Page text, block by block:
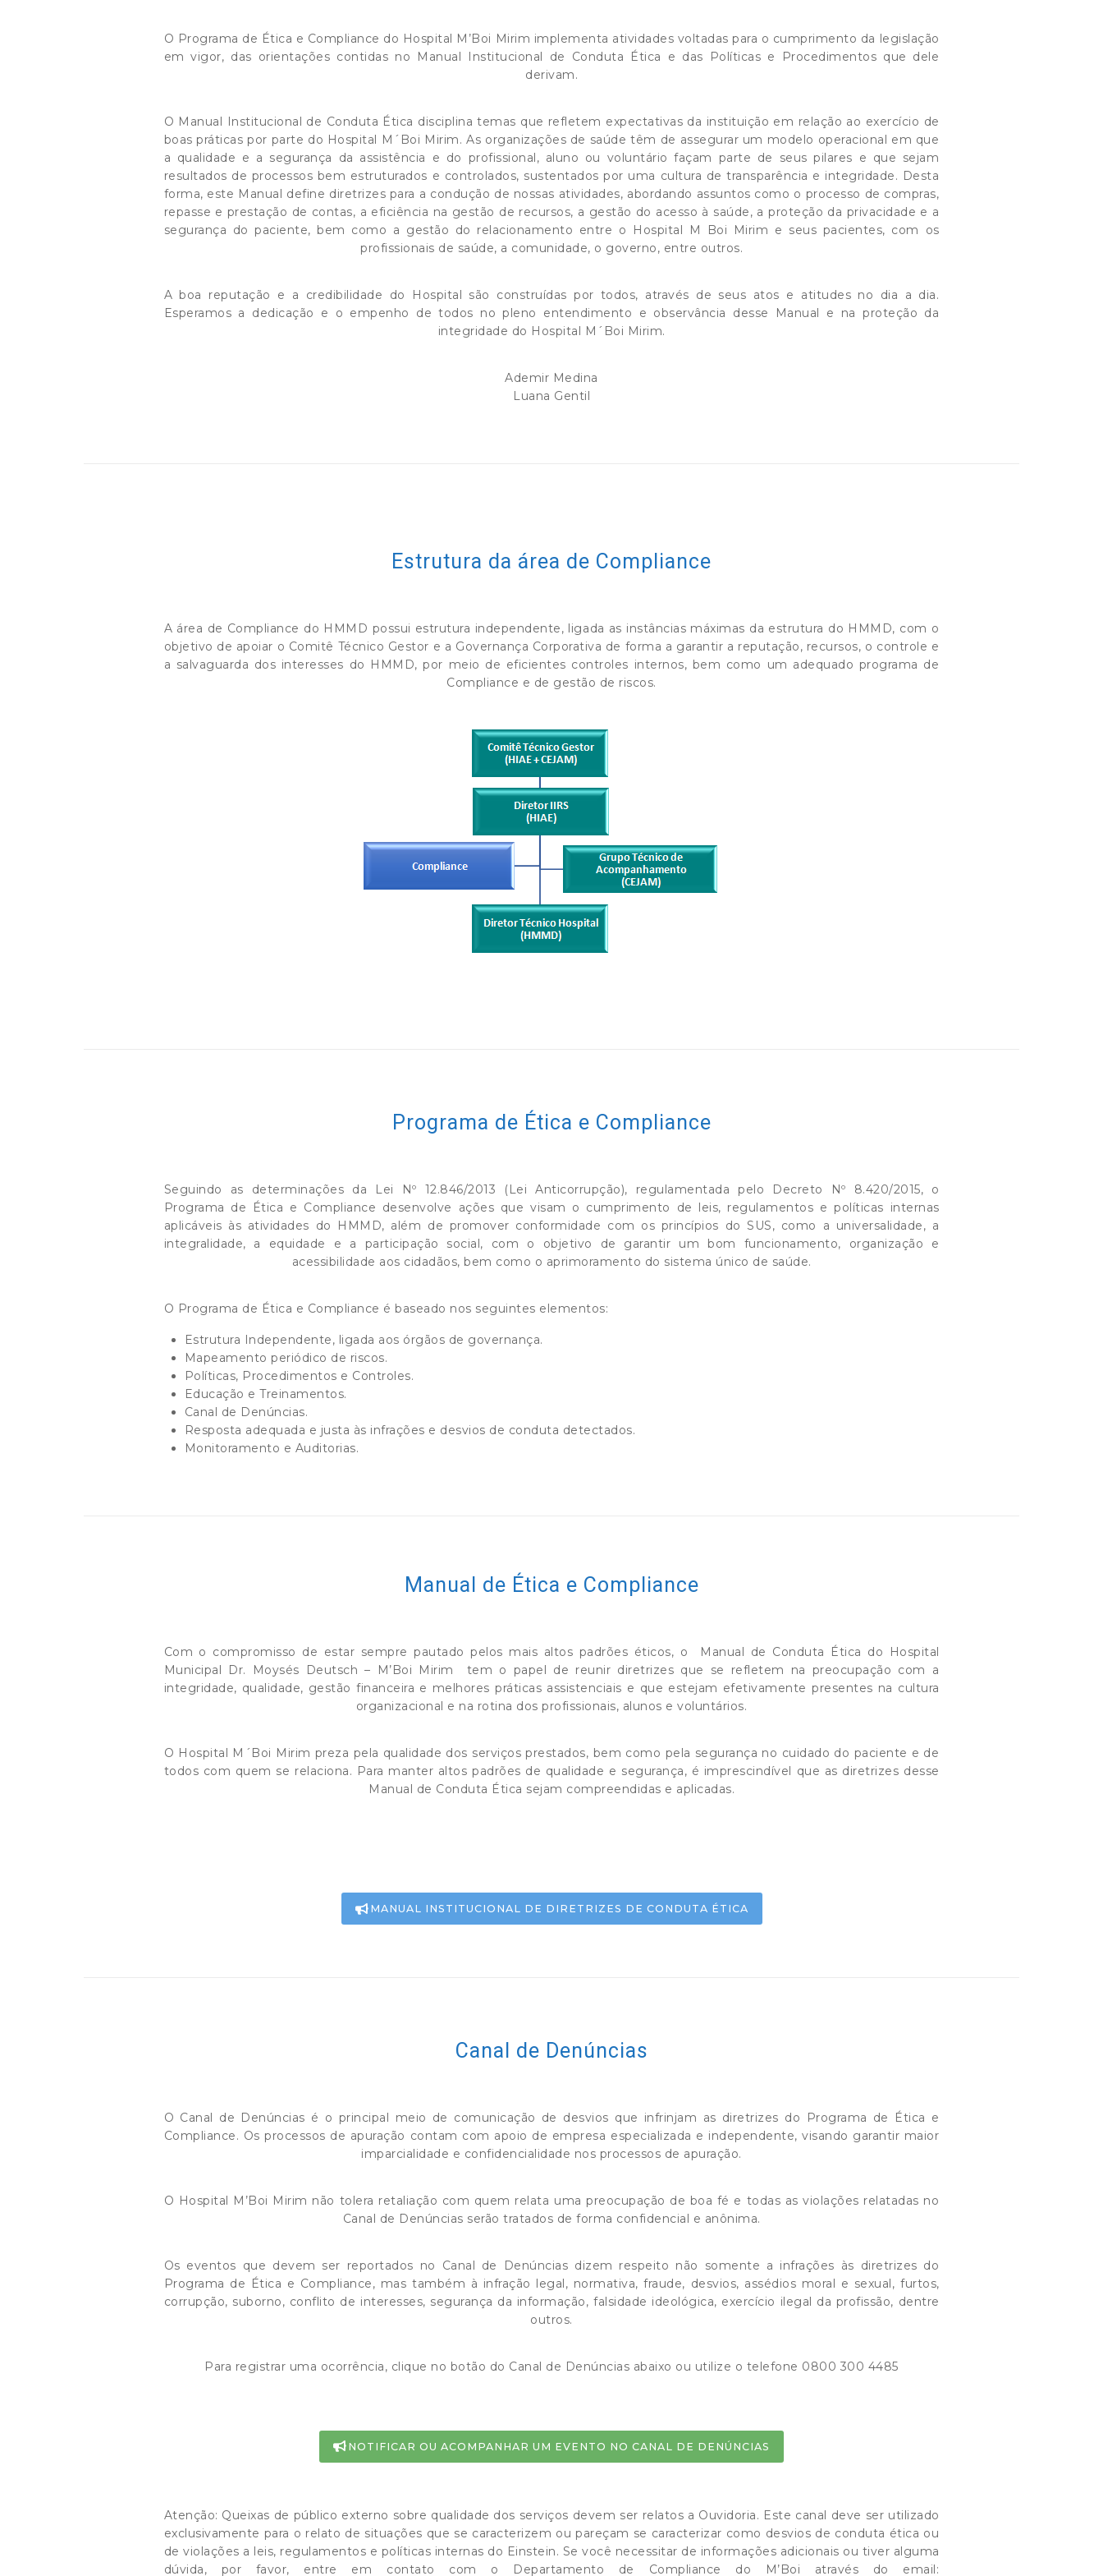
O Programa de Ética e Compliance do Hospital M’Boi Mirim implementa atividades voltadas para o cumprimento da legislação
em vigor, das orientações contidas no Manual Institucional de Conduta Ética e das Políticas e Procedimentos que dele
derivam.
O Manual Institucional de Conduta Ética disciplina temas que refletem expectativas da instituição em relação ao exercício de
boas práticas por parte do Hospital M´Boi Mirim. As organizações de saúde têm de assegurar um modelo operacional em que
a qualidade e a segurança da assistência e do profissional, aluno ou voluntário façam parte de seus pilares e que sejam
resultados de processos bem estruturados e controlados, sustentados por uma cultura de transparência e integridade. Desta
forma, este Manual define diretrizes para a condução de nossas atividades, abordando assuntos como o processo de compras,
repasse e prestação de contas, a eficiência na gestão de recursos, a gestão do acesso à saúde, a proteção da privacidade e a
segurança do paciente, bem como a gestão do relacionamento entre o Hospital M Boi Mirim e seus pacientes, com os
profissionais de saúde, a comunidade, o governo, entre outros.
A boa reputação e a credibilidade do Hospital são construídas por todos, através de seus atos e atitudes no dia a dia.
Esperamos a dedicação e o empenho de todos no pleno entendimento e observância desse Manual e na proteção da
integridade do Hospital M´Boi Mirim.
Ademir Medina
Luana Gentil
Estrutura da área de Compliance
A área de Compliance do HMMD possui estrutura independente, ligada as instâncias máximas da estrutura do HMMD, com o
objetivo de apoiar o Comitê Técnico Gestor e a Governança Corporativa de forma a garantir a reputação, recursos, o controle e
a salvaguarda dos interesses do HMMD, por meio de eficientes controles internos, bem como um adequado programa de
Compliance e de gestão de riscos.
Programa de Ética e Compliance
Seguindo as determinações da Lei Nº 12.846/2013 (Lei Anticorrupção), regulamentada pelo Decreto Nº 8.420/2015, o
Programa de Ética e Compliance desenvolve ações que visam o cumprimento de leis, regulamentos e políticas internas
aplicáveis às atividades do HMMD, além de promover conformidade com os princípios do SUS, como a universalidade, a
integralidade, a equidade e a participação social, com o objetivo de garantir um bom funcionamento, organização e
acessibilidade aos cidadãos, bem como o aprimoramento do sistema único de saúde.
O Programa de Ética e Compliance é baseado nos seguintes elementos:
Estrutura Independente, ligada aos órgãos de governança.
Mapeamento periódico de riscos.
Políticas, Procedimentos e Controles.
Educação e Treinamentos.
Canal de Denúncias.
Resposta adequada e justa às infrações e desvios de conduta detectados.
Monitoramento e Auditorias.
Manual de Ética e Compliance
Com o compromisso de estar sempre pautado pelos mais altos padrões éticos, o Manual de Conduta Ética do Hospital
Municipal Dr. Moysés Deutsch – M’Boi Mirim tem o papel de reunir diretrizes que se refletem na preocupação com a
integridade, qualidade, gestão financeira e melhores práticas assistenciais e que estejam efetivamente presentes na cultura
organizacional e na rotina dos profissionais, alunos e voluntários.
O Hospital M´Boi Mirim preza pela qualidade dos serviços prestados, bem como pela segurança no cuidado do paciente e de
todos com quem se relaciona. Para manter altos padrões de qualidade e segurança, é imprescindível que as diretrizes desse
Manual de Conduta Ética sejam compreendidas e aplicadas.
MANUAL INSTITUCIONAL DE DIRETRIZES DE CONDUTA ÉTICA
Canal de Denúncias
O Canal de Denúncias é o principal meio de comunicação de desvios que infrinjam as diretrizes do Programa de Ética e
Compliance. Os processos de apuração contam com apoio de empresa especializada e independente, visando garantir maior
imparcialidade e confidencialidade nos processos de apuração.
O Hospital M’Boi Mirim não tolera retaliação com quem relata uma preocupação de boa fé e todas as violações relatadas no
Canal de Denúncias serão tratados de forma confidencial e anônima.
Os eventos que devem ser reportados no Canal de Denúncias dizem respeito não somente a infrações às diretrizes do
Programa de Ética e Compliance, mas também à infração legal, normativa, fraude, desvios, assédios moral e sexual, furtos,
corrupção, suborno, conflito de interesses, segurança da informação, falsidade ideológica, exercício ilegal da profissão, dentre
outros.
Para registrar uma ocorrência, clique no botão do Canal de Denúncias abaixo ou utilize o telefone 0800 300 4485
NOTIFICAR OU ACOMPANHAR UM EVENTO NO CANAL DE DENÚNCIAS
Atenção: Queixas de público externo sobre qualidade dos serviços devem ser relatos a Ouvidoria. Este canal deve ser utilizado
exclusivamente para o relato de situações que se caracterizem ou pareçam se caracterizar como desvios de conduta ética ou
de violações a leis, regulamentos e políticas internas do Einstein. Se você necessitar de informações adicionais ou tiver alguma
dúvida, por favor, entre em contato com o Departamento de Compliance do M’Boi através do email: